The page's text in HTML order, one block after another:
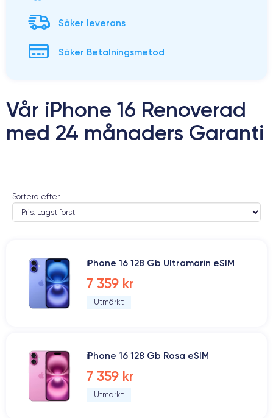
Säker leverans
Säker Betalningsmetod
Vår iPhone 16 Renoverad
med 24 månaders Garanti
Sortera efter
iPhone 16 128 Gb Ultramarin eSIM
7 359 kr
Utmärkt
iPhone 16 128 Gb Rosa eSIM
7 359 kr
Utmärkt